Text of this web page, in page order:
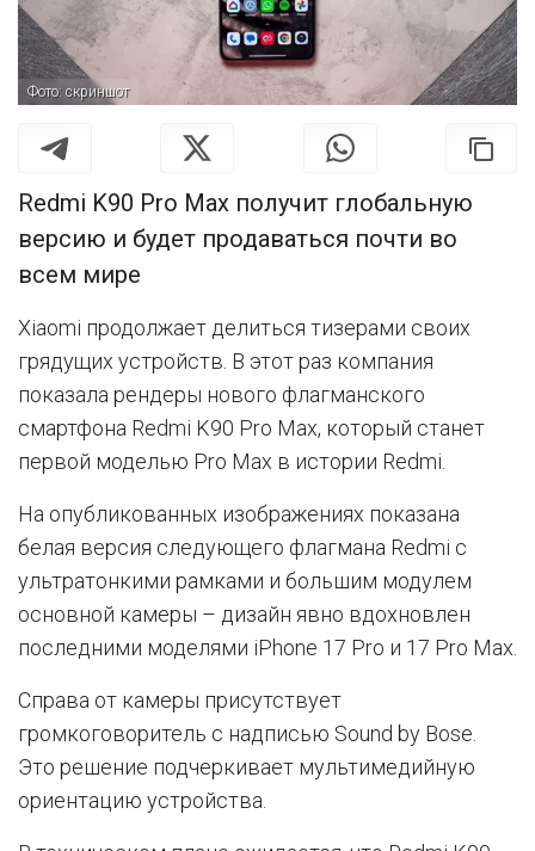
Фото: скриншот
Redmi K90 Pro Max получит глобальную
версию и будет продаваться почти во
всем мире
Xiaomi продолжает делиться тизерами своих
грядущих устройств. В этот раз компания
показала рендеры нового флагманского
смартфона Redmi K90 Pro Max, который станет
первой моделью Pro Max в истории Redmi.
На опубликованных изображениях показана
белая версия следующего флагмана Redmi с
ультратонкими рамками и большим модулем
основной камеры – дизайн явно вдохновлен
последними моделями iPhone 17 Pro и 17 Pro Max.
Справа от камеры присутствует
громкоговоритель с надписью Sound by Bose.
Это решение подчеркивает мультимедийную
ориентацию устройства.